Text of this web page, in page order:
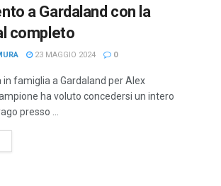
a Gardaland con la
completo
23 MAGGIO 2024 0
in famiglia a Gardaland per Alex
ha voluto concedersi un intero
presso ...